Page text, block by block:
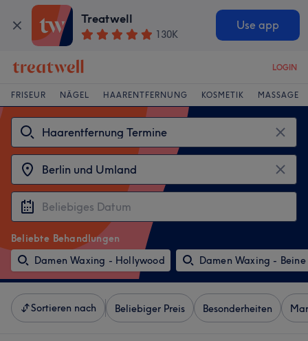
Treatwell
130K
Use app
LOGIN
FRISEUR NÄGEL HAARENTFERNUNG KOSMETIK MASSAGE
Beliebte Behandlungen
Damen Waxing - Hollywood
Damen Waxing - Beine
Sortieren nach Beliebiger Preis Besonderheiten